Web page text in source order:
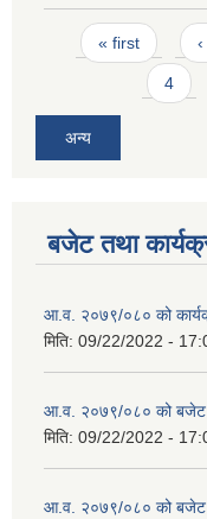
Pages
« first
4
अन्य
बजेट तथा
आ.व. २०७९/०८० को
मिति: 09/22/2022 -
आ.व. २०७९/०८० को बजेट
मिति: 09/22/2022 -
आ.व. २०७९/०८० को बजेट